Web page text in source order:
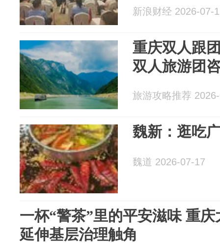
新浪财经 2026-07-
重庆双人跟
双人旅游团
旅游攻略推荐
魏新：逛吃
魏道 2026-07-17
一杯“警茶”里的平安滋味 重
延伸基层治理触角